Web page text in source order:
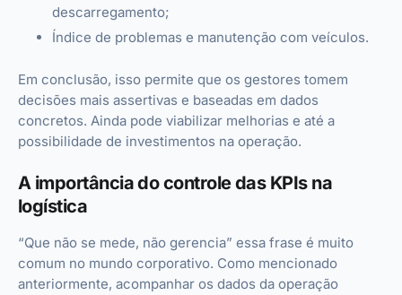
descarregamento;
Índice de problemas e manutenção com veículos.
Em conclusão, isso permite que os gestores tomem
decisões mais assertivas e baseadas em dados
concretos. Ainda pode viabilizar melhorias e até a
possibilidade de investimentos na operação.
A importância do controle das KPIs na
logística
“Que não se mede, não gerencia” essa frase é muito
comum no mundo corporativo. Como mencionado
anteriormente, acompanhar os dados da operação